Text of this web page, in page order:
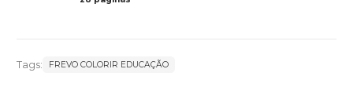
Tags: FREVO COLORIR EDUCAÇÃO